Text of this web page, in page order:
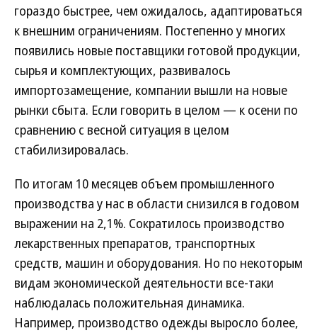
гораздо быстрее, чем ожидалось, адаптироваться
к внешним ограничениям. Постепенно у многих
появились новые поставщики готовой продукции,
сырья и комплектующих, развивалось
импортозамещение, компании вышли на новые
рынки сбыта. Если говорить в целом — к осени по
сравнению с весной ситуация в целом
стабилизировалась.
По итогам 10 месяцев объем промышленного
производства у нас в области снизился в годовом
выражении на 2,1%. Сократилось производство
лекарственных препаратов, транспортных
средств, машин и оборудования. Но по некоторым
видам экономической деятельности все-таки
наблюдалась положительная динамика.
Например, производство одежды выросло более,